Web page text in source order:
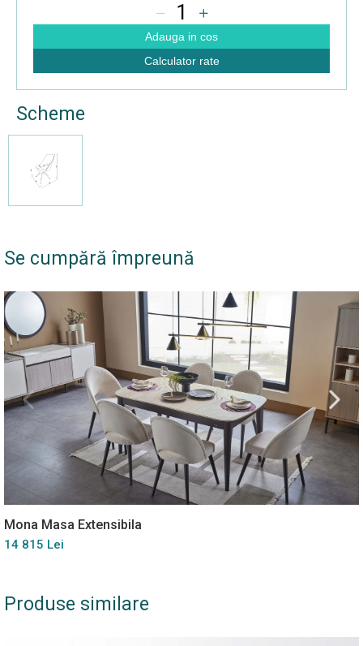
1
Adauga in cos
Calculator rate
Scheme
Se cumpără împreună
Mona Masa Extensibila
14 815 Lei
Produse similare